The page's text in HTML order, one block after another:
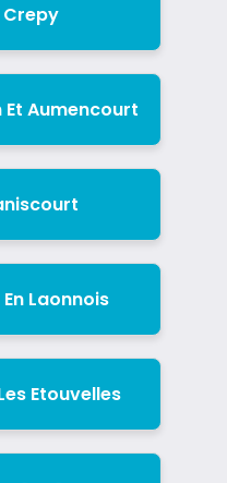
Aumencourt
Laonnois
Etouvelles